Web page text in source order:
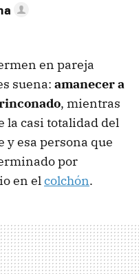
en pareja
suena: amanecer a
, mientras
la casi totalidad del
y esa persona que
por
en el colchón.